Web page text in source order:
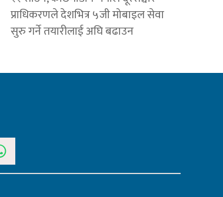
प्राधिकरणले देशभित्र ५जी मोबाइल सेवा
सुरु गर्ने तयारीलाई अघि बढाउन